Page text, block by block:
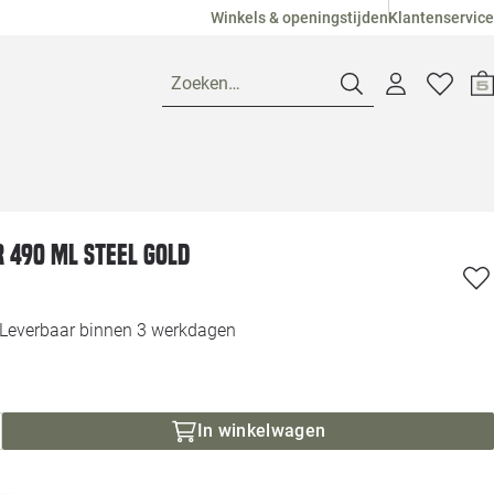
Winkels & openingstijdenKlantenservice
Zoeken…
Pagina suggesties
Winkels
Veelgestelde vragen
Loods 5
490 ml steel gold
Leverbaar binnen 3 werkdagen
In winkelwagen